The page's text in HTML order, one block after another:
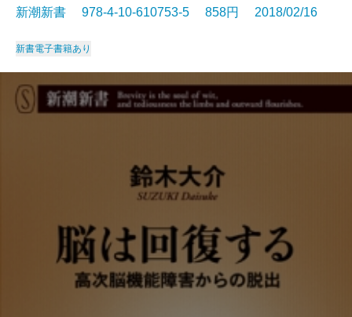
新潮新書 978-4-10-610753-5 858円 2018/02/16
新書電子書籍あり